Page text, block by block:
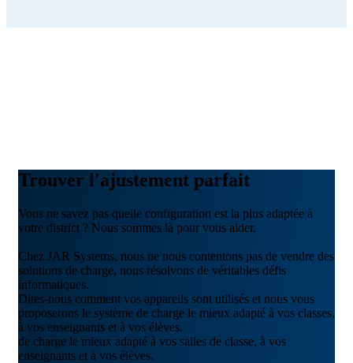
Trouver l'ajustement parfait
Vous ne savez pas quelle configuration est la plus adaptée à
votre district ? Nous sommes là pour vous aider.
Chez JAR Systems, nous ne nous contentons pas de vendre des
solutions de charge, nous résolvons de véritables défis
informatiques.
Dites-nous comment vos appareils sont utilisés et nous vous
proposerons le système de charge le mieux adapté à vos classes,
à vos enseignants et à vos élèves.
de charge le mieux adapté à vos salles de classe, à vos
enseignants et à vos élèves.